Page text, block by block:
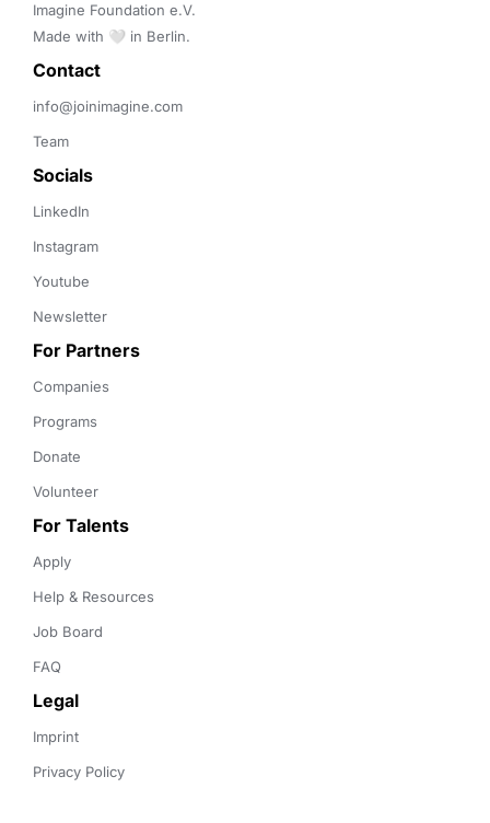
Imagine Foundation e.V.
Made with 🤍 in Berlin.
Contact
info@joinimagine.com
Team
Socials
LinkedIn
Instagram
Youtube
Newsletter
For Partners
Companies
Programs
Donate
Volunteer
For Talents
Apply
Help & Resources
Job Board
FAQ
Legal
Imprint
Privacy Policy